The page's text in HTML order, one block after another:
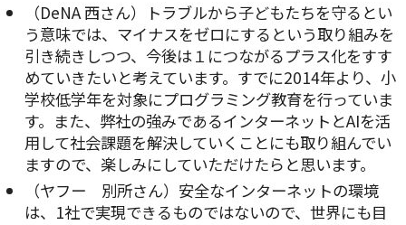
（DeNA 西さん）トラブルから子どもたちを守るとい
う意味では、マイナスをゼロにするという取り組みを
引き続きしつつ、今後は１につながるプラス化をすす
めていきたいと考えています。すでに2014年より、小
学校低学年を対象にプログラミング教育を行っていま
す。また、弊社の強みであるインターネットとAIを活
用して社会課題を解決していくことにも取り組んでい
ますので、楽しみにしていただけたらと思います。
（ヤフー 別所さん）安全なインターネットの環境
は、1社で実現できるものではないので、世界にも目